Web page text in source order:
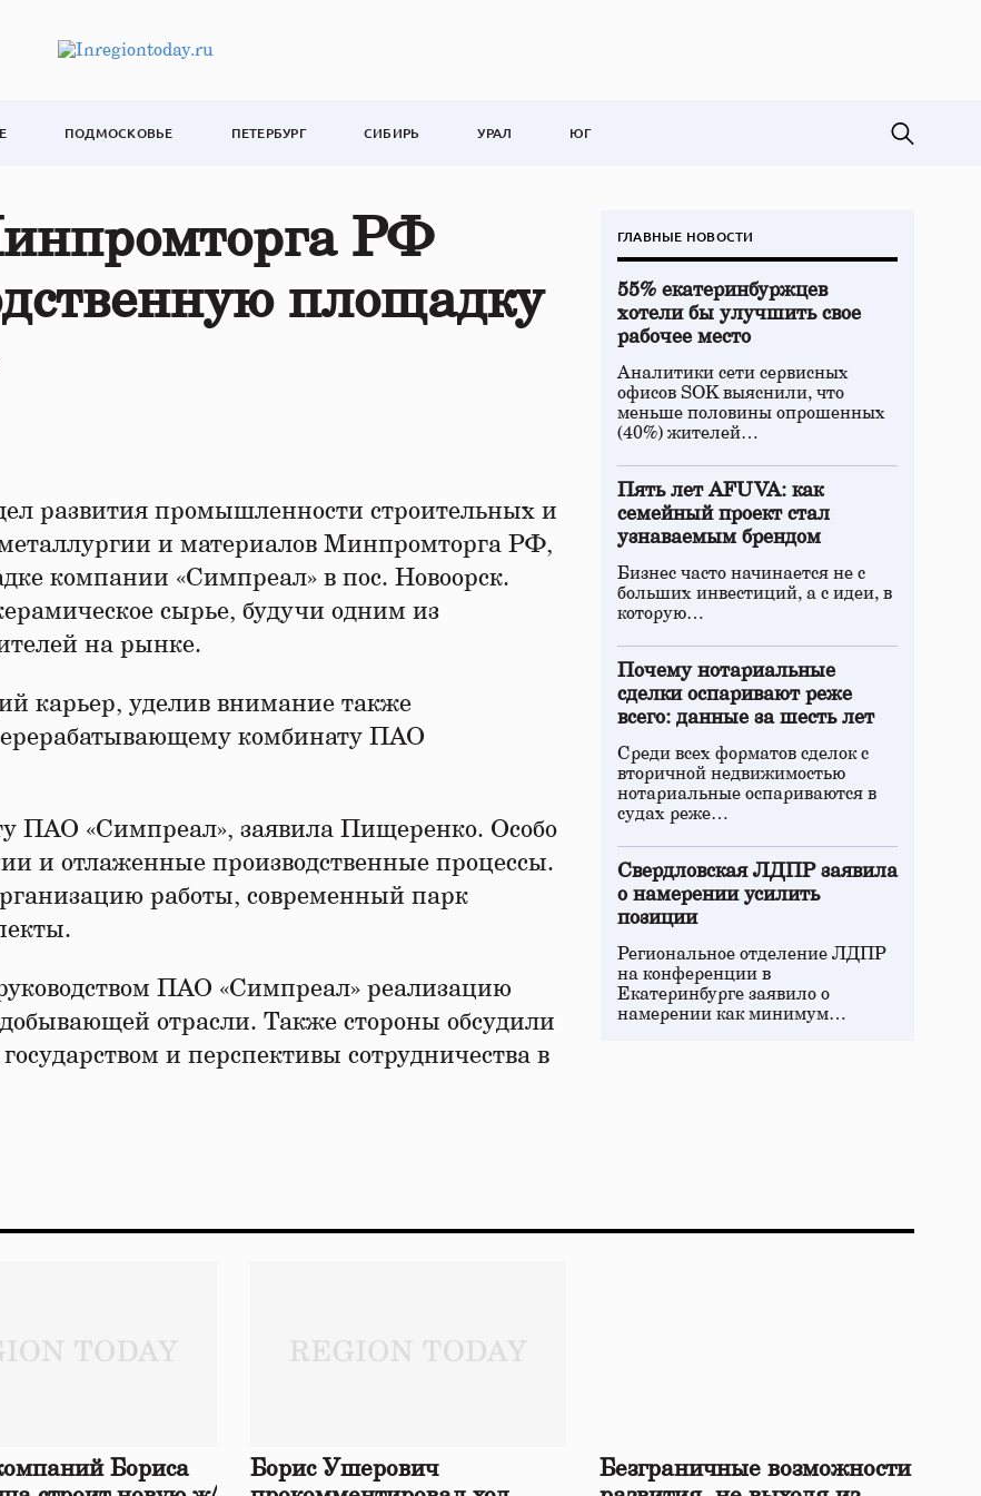
ПОДМОСКОВЬЕ ПЕТЕРБУРГ СИБИРЬ УРАЛ ЮГ
РФ
площадку
развития промышленности строительных и
и материалов Минпромторга РФ,
компании «Симпреал» в пос. Новоорск.
сырье, будучи одним из
на рынке.
карьер, уделив внимание также
комбинату ПАО
ПАО «Симпреал», заявила Пищеренко. Особо
и отлаженные производственные процессы.
работы, современный парк
ПАО «Симпреал» реализацию
отрасли. Также стороны обсудили
и перспективы сотрудничества в
ГЛАВНЫЕ НОВОСТИ
55% екатеринбуржцев
хотели бы улучшить свое
рабочее место
Аналитики сети сервисных
офисов SOK выяснили, что
меньше половины опрошенных
(40%) жителей…
Пять лет AFUVA: как
семейный проект стал
узнаваемым брендом
Бизнес часто начинается не с
больших инвестиций, а с идеи, в
которую…
Почему нотариальные
сделки оспаривают реже
всего: данные за шесть лет
Среди всех форматов сделок с
вторичной недвижимостью
нотариальные оспариваются в
судах реже…
Свердловская ЛДПР заявила
о намерении усилить
позиции
Региональное отделение ЛДПР
на конференции в
Екатеринбурге заявило о
намерении как минимум…
Бориса
Борис Ушерович
Безграничные возможности